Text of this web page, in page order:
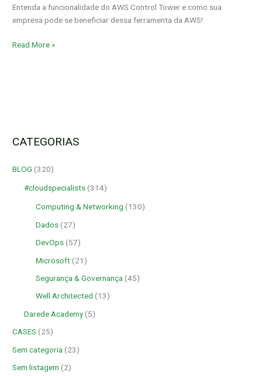
Entenda a funcionalidade do AWS Control Tower e como sua
empresa pode se beneficiar dessa ferramenta da AWS!
Read More »
CATEGORIAS
BLOG (320)
#cloudspecialists (314)
Computing & Networking (130)
Dados (27)
DevOps (57)
Microsoft (21)
Segurança & Governança (45)
Well Architected (13)
Darede Academy(5)
CASES (25)
Sem categoria (23)
Sem listagem (2)